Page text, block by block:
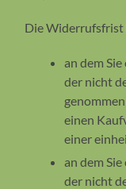
Die Widerrufsfrist
an dem
der nicht
einen
einer
an dem
der nicht